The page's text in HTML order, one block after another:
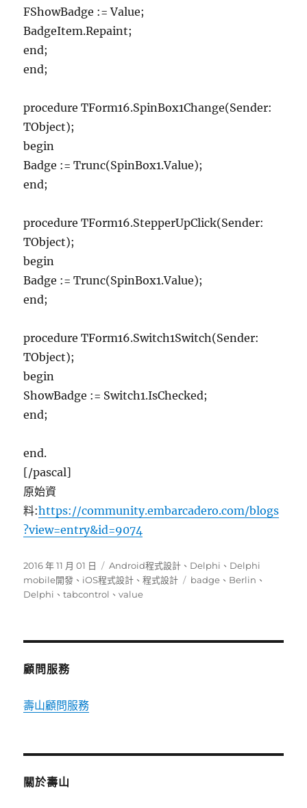
FShowBadge := Value;
BadgeItem.Repaint;
end;
end;
procedure TForm16.SpinBox1Change(Sender:
TObject);
begin
Badge := Trunc(SpinBox1.Value);
end;
procedure TForm16.StepperUpClick(Sender:
TObject);
begin
Badge := Trunc(SpinBox1.Value);
end;
procedure TForm16.Switch1Switch(Sender:
TObject);
begin
ShowBadge := Switch1.IsChecked;
end;
end.
[/pascal]
原始資
料:https://community.embarcadero.com/blogs
?view=entry&id=9074
發
佈
日
2016 年 11 月 01 日
分
類
Android程式設計 、 Delphi 、 Delphi
mobile開發 、 iOS程式設計 、程式設計
標
badge 、 Berlin 、
Delphi 、tabcontrol 、value
顧問服務
壽山顧問服務
關於壽山